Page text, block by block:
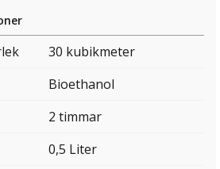
30 kubikmeter
Bioethanol
2 timmar
0,5 Liter